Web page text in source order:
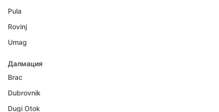
Pula
Rovinj
Umag
Далмация
Brac
Dubrovnik
Dugi Otok